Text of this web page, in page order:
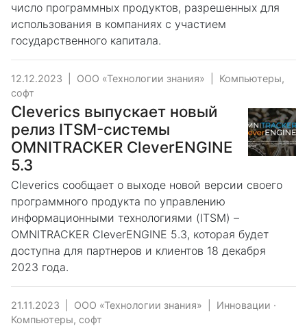
число программных продуктов, разрешенных для
использования в компаниях с участием
государственного капитала.
12.12.2023 ООО «Технологии знания»
Компьютеры,
софт
Cleverics выпускает новый
релиз ITSM-системы
OMNITRACKER CleverENGINE
5.3
Cleverics сообщает о выходе новой версии своего
программного продукта по управлению
информационными технологиями (ITSM) –
OMNITRACKER CleverENGINE 5.3, которая будет
доступна для партнеров и клиентов 18 декабря
2023 года.
21.11.2023 ООО «Технологии знания» Инновации ·
Компьютеры, софт